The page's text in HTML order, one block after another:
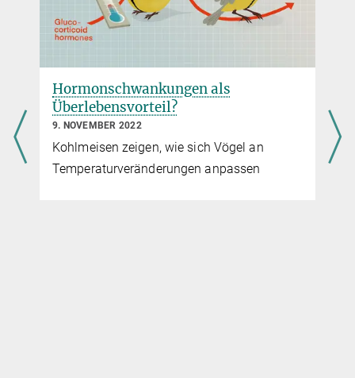
Hormonschwankungen als
Überlebensvorteil?
9. NOVEMBER 2022
Kohlmeisen zeigen, wie sich Vögel an
Temperaturveränderungen anpassen